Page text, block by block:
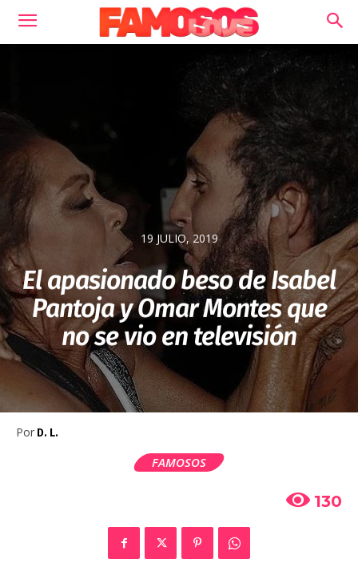
19 JULIO, 2019
El apasionado beso de Isabel
Pantoja y Omar Montes que
no se vio en televisión
Por D. L.
FAMOSOS
130